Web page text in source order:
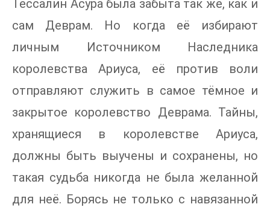
Тессалин Асура была забыта так же, как и
сам Деврам. Но когда её избирают
личным Источником Наследника
королевства Ариуса, её против воли
отправляют служить в самое тёмное и
закрытое королевство Деврама. Тайны,
хранящиеся в королевстве Ариуса,
должны быть выучены и сохранены, но
такая судьба никогда не была желанной
для неё. Борясь не только с навязанной